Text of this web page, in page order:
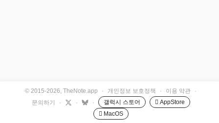
© 2015-2026, TheNote.app · 개인정보 보호정책 · 이용 약관
·
문의하기
· · · 갤럭시 스토어
 AppStore
 MacOS